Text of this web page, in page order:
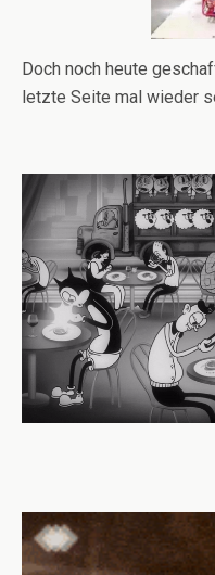
Doch noch heute
letzte Seite mal wieder